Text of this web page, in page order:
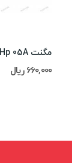
مگنت Hp 05A
660,000 ریال